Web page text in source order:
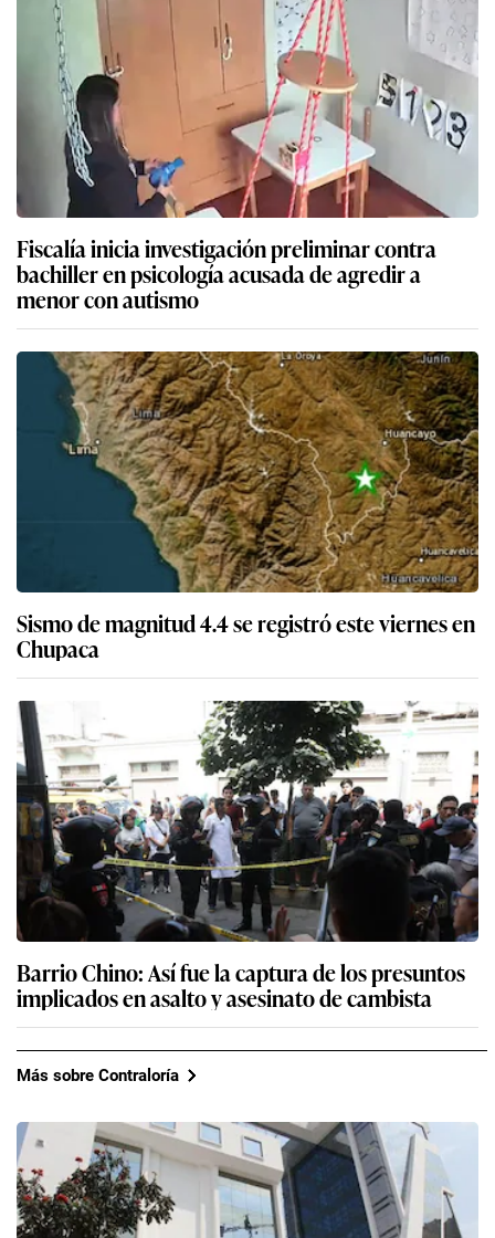
Fiscalía inicia investigación preliminar contra
bachiller en psicología acusada de agredir a
menor con autismo
Sismo de magnitud 4.4 se registró este viernes en
Chupaca
Barrio Chino: Así fue la captura de los presuntos
implicados en asalto y asesinato de cambista
Más sobre Contraloría